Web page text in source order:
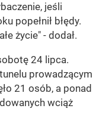
jeśli
popełnił błędy.
życie" - dodał.
24 lipca.
prowadzącym
21 osób, a ponad
wciąż